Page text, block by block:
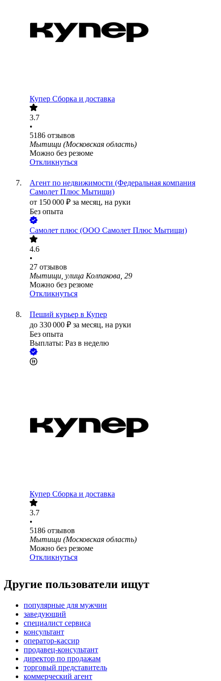
Купер Сборка и доставка
3.7
•
5186 отзывов
Мытищи (Московская область)
Можно без резюме
Откликнуться
Агент по недвижимости (Федеральная компания
Самолет Плюс Мытищи)
от 150 000 ₽ за месяц, на руки
Без опыта
Самолет плюс (ООО Самолет Плюс Мытищи)
4.6
•
27 отзывов
Мытищи, улица Колпакова, 29
Можно без резюме
Откликнуться
Пеший курьер в Купер
до 330 000 ₽ за месяц, на руки
Без опыта
Выплаты: Раз в неделю
Купер Сборка и доставка
3.7
•
5186 отзывов
Мытищи (Московская область)
Можно без резюме
Откликнуться
Другие пользователи ищут
популярные для мужчин
заведующий
специалист сервиса
консультант
оператор-кассир
продавец-консультант
директор по продажам
торговый представитель
коммерческий агент